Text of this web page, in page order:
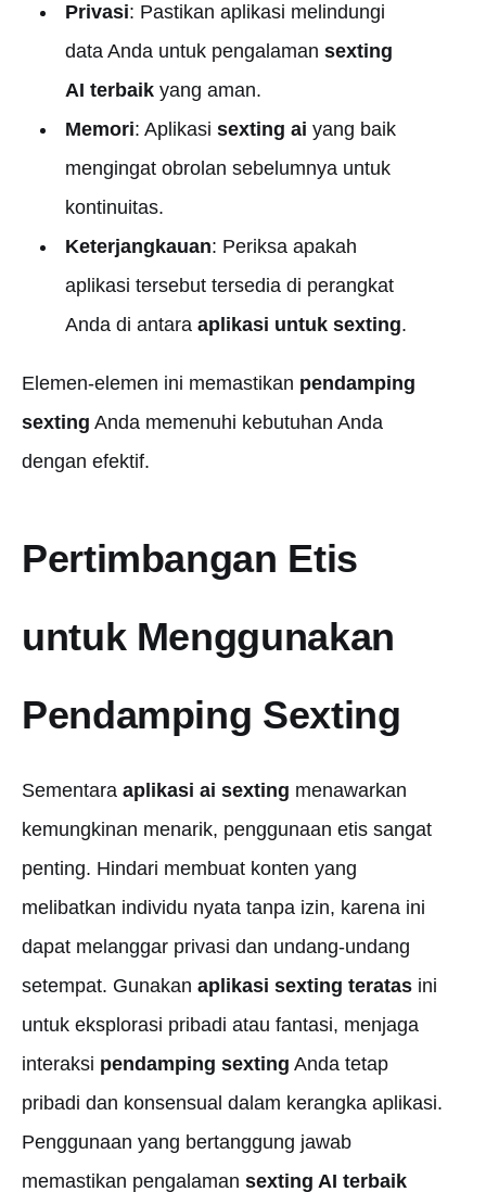
Privasi: Pastikan aplikasi melindungi
data Anda untuk pengalaman sexting
AI terbaikyang aman.
Memori: Aplikasi sexting ai yang baik
mengingat obrolan sebelumnya untuk
kontinuitas.
Keterjangkauan: Periksa apakah
aplikasi tersebut tersedia di perangkat
Anda di antara aplikasi untuk sexting.
Elemen-elemen ini memastikan pendamping
sexting Anda memenuhi kebutuhan Anda
dengan efektif.
Pertimbangan Etis
untuk Menggunakan
Pendamping Sexting
Sementara aplikasi ai sexting menawarkan
kemungkinan menarik, penggunaan etis sangat
penting. Hindari membuat konten yang
melibatkan individu nyata tanpa izin, karena ini
dapat melanggar privasi dan undang-undang
setempat. Gunakan aplikasi sexting teratas ini
untuk eksplorasi pribadi atau fantasi, menjaga
interaksi pendamping sexting Anda tetap
pribadi dan konsensual dalam kerangka aplikasi.
Penggunaan yang bertanggung jawab
memastikan pengalaman sexting AI terbaik